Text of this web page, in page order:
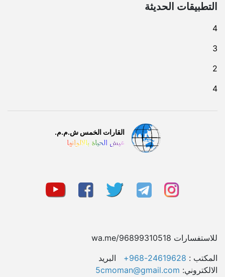
التطبيقات الحديثة
4
3
2
4
القارات الخمس ش.م.م.
عيش الحياة بالالوانها
للاستفسارات wa.me/96899310518
المکتب : 24619628-968+
البريد
الالكتروني: 5cmoman@gmail.com